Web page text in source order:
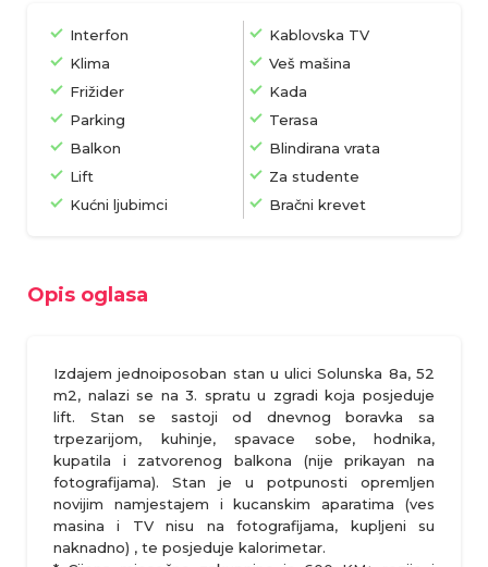
Interfon
Kablovska TV
Klima
Veš mašina
Frižider
Kada
Parking
Terasa
Balkon
Blindirana vrata
Lift
Za studente
Kućni ljubimci
Bračni krevet
Opis oglasa
Izdajem jednoiposoban stan u ulici Solunska 8a, 52
m2, nalazi se na 3. spratu u zgradi koja posjeduje
lift. Stan se sastoji od dnevnog boravka sa
trpezarijom, kuhinje, spavace sobe, hodnika,
kupatila i zatvorenog balkona (nije prikayan na
fotografijama). Stan je u potpunosti opremljen
novijim namjestajem i kucanskim aparatima (ves
masina i TV nisu na fotografijama, kupljeni su
naknadno) , te posjeduje kalorimetar.